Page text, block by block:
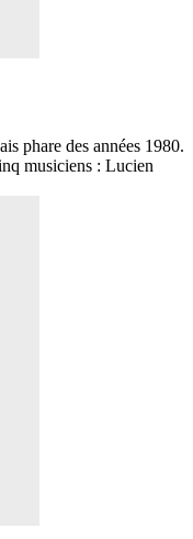
phare des années 1980.
musiciens : Lucien